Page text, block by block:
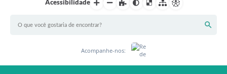
Acessibilidade
Acompanhe-nos: